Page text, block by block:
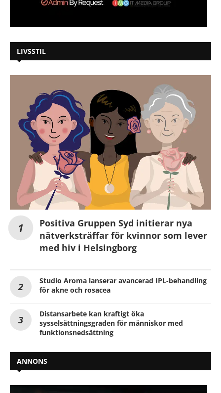
LIVSSTIL
Positiva Gruppen Syd initierar nya
nätverksträffar för kvinnor som lever
med hiv i Helsingborg
Studio Aroma lanserar avancerad IPL-behandling
för akne och rosacea
Distansarbete kan kraftigt öka
sysselsättningsgraden för människor med
funktionsnedsättning
ANNONS